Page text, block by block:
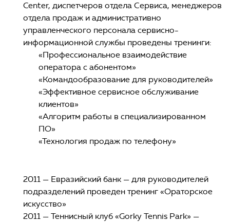
Cеnter, диспетчеров отдела Сервиса, менеджеров
отдела продаж и административно
управленческого персонала сервисно-
информационной службы проведены тренинги:
«Профессиональное взаимодействие
оператора с абонентом»
«Командообразование для руководителей»
«Эффективное сервисное обслуживание
клиентов»
«Алгоритм работы в специализированном
ПО»
«Технология продаж по телефону»
2011 — Евразийский банк — для руководителей
подразделений проведен тренинг «Ораторское
искусство»
2011 — Теннисный клуб «Gorky Tennis Park» —